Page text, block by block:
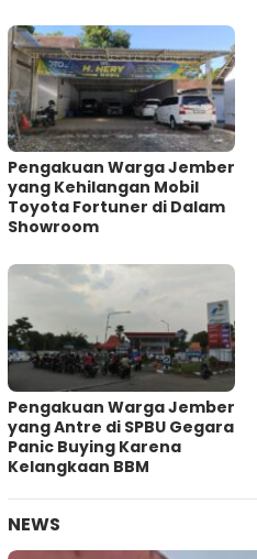
Pengakuan Warga Jember
yang Kehilangan Mobil
Toyota Fortuner di Dalam
Showroom
Pengakuan Warga Jember
yang Antre di SPBU Gegara
Panic Buying Karena
Kelangkaan BBM
NEWS